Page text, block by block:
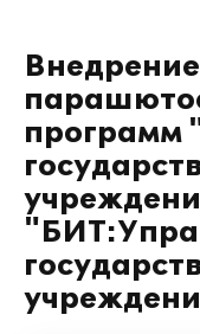
программ